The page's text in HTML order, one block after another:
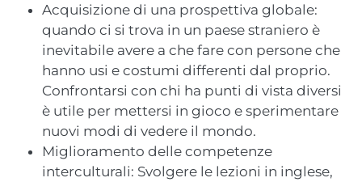
Acquisizione di una prospettiva globale:
quando ci si trova in un paese straniero è
inevitabile avere a che fare con persone che
hanno usi e costumi differenti dal proprio.
Confrontarsi con chi ha punti di vista diversi
è utile per mettersi in gioco e sperimentare
nuovi modi di vedere il mondo.
Miglioramento delle competenze
interculturali: Svolgere le lezioni in inglese,